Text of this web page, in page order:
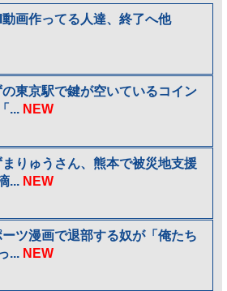
画作ってる人達、終了へ他
東京駅で鍵が空いているコイン
... NEW
まりゅうさん、熊本で被災地支援
... NEW
ーツ漫画で退部する奴が「俺たち
... NEW